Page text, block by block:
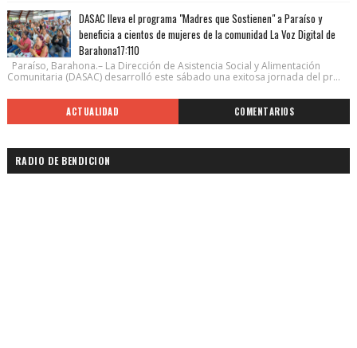
DASAC lleva el programa "Madres que Sostienen" a Paraíso y
beneficia a cientos de mujeres de la comunidad La Voz Digital de
Barahona17:110
Paraíso, Barahona.– La Dirección de Asistencia Social y Alimentación
Comunitaria (DASAC) desarrolló este sábado una exitosa jornada del pr...
ACTUALIDAD COMENTARIOS
RADIO DE BENDICION